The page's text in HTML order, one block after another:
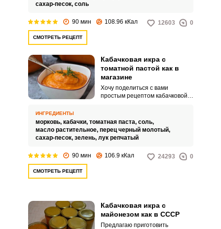
сахар-песок, соль
90 мин 108.96 кКал 12603 0
СМОТРЕТЬ РЕЦЕПТ
Кабачковая икра с
томатной пастой как в
магазине
Хочу поделиться с вами
простым рецептом кабачковой
времени и результат будет
восхитительный. Ведь всегда
хочется заготовить овощи на
сделать процесс приготовления
простым и неутомительным.
ИНГРЕДИЕНТЫ
морковь, кабачки, томатная паста, соль,
масло растительное, перец черный молотый,
сахар-песок, зелень, лук репчатый
90 мин 106.9 кКал 24293 0
СМОТРЕТЬ РЕЦЕПТ
Кабачковая икра с
майонезом как в СССР
Предлагаю приготовить